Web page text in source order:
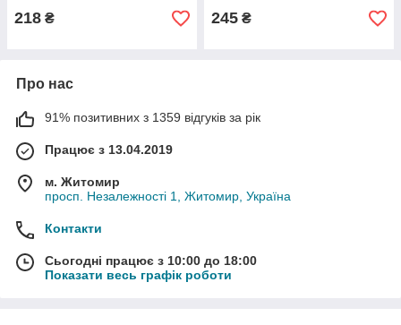
218 ₴ 245 ₴
Про нас
91% позитивних з 1359 відгуків за рік
Працює з 13.04.2019
м. Житомир
просп. Незалежності 1, Житомир, Україна
Контакти
Сьогодні працює з 10:00 до 18:00
Показати весь графік роботи